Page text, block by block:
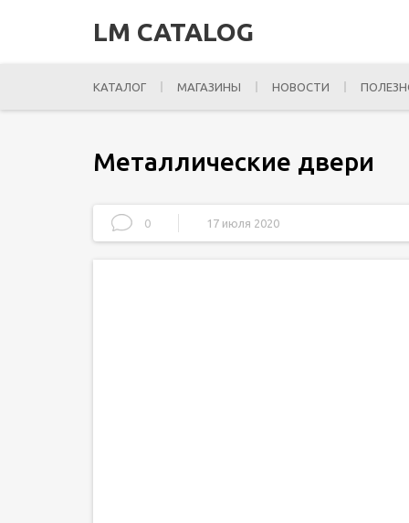
LM CATALOG
КАТАЛОГ МАГАЗИНЫ НОВОСТИ
Металлические двери
0 17 июля 2020